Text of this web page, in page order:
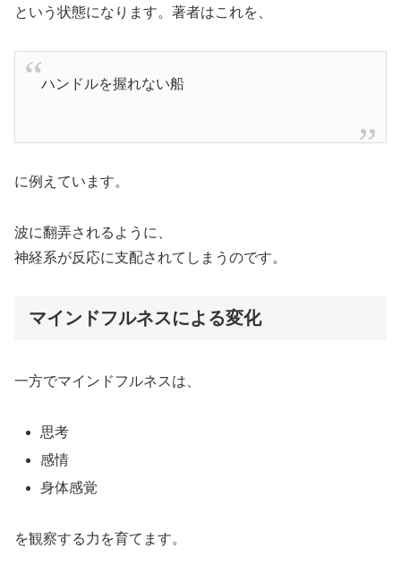
という状態になります。著者はこれを、
ハンドルを握れない船
に例えています。
波に翻弄されるように、
神経系が反応に支配されてしまうのです。
マインドフルネスによる変化
一方でマインドフルネスは、
思考
感情
身体感覚
を観察する力を育てます。